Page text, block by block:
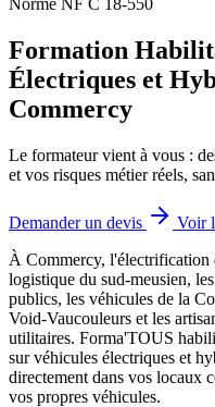
Norme NF C 18-550
Formation
Électriques et
Commercy
Le formateur vient à vous :
et vos risques métier réels,
Demander un devis
Voir
À Commercy, l'électrification
logistique du sud-meusien,
publics, les véhicules de la
Void-Vaucouleurs et les
utilitaires. Forma'TOUS
sur véhicules électriques et
directement dans vos locaux
vos propres véhicules.